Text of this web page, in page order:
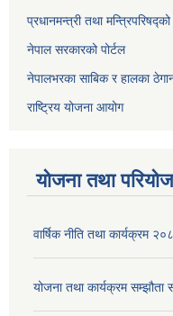
प्रधानमन्त्री तथा मन्त्रिपरिषद्को
नेपाल सरकारको पोर्टल
नेपालभरका साबिक र हालका
राष्ट्रिय योजना आयोग
योजना तथा
वार्षिक नीति तथा कार्यक्रम
योजना तथा कार्यक्रम